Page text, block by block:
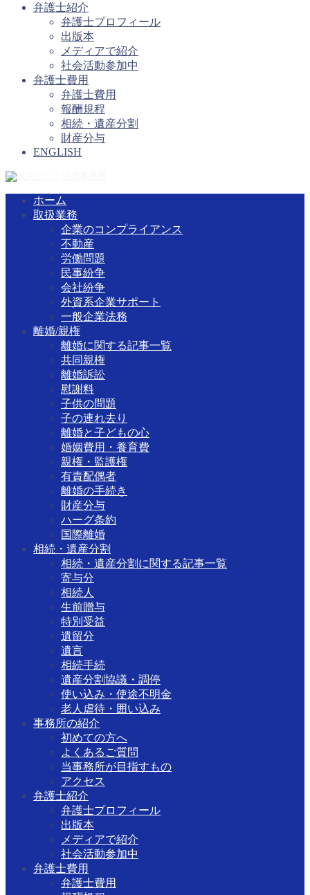
弁護士紹介
弁護士プロフィール
出版本
メディアで紹介
社会活動参加中
弁護士費用
弁護士費用
報酬規程
相続・遺産分割
財産分与
ENGLISH
ホーム
取扱業務
企業のコンプライアンス
不動産
労働問題
民事紛争
会社紛争
外資系企業サポート
一般企業法務
離婚/親権
離婚に関する記事一覧
共同親権
離婚訴訟
慰謝料
子供の問題
子の連れ去り
離婚と子どもの心
婚姻費用・養育費
親権・監護権
有責配偶者
離婚の手続き
財産分与
ハーグ条約
国際離婚
相続・遺産分割
相続・遺産分割に関する記事一覧
寄与分
相続人
生前贈与
特別受益
遺留分
遺言
相続手続
遺産分割協議・調停
使い込み・使途不明金
老人虐待・囲い込み
事務所の紹介
初めての方へ
よくあるご質問
当事務所が目指すもの
アクセス
弁護士紹介
弁護士プロフィール
出版本
メディアで紹介
社会活動参加中
弁護士費用
弁護士費用